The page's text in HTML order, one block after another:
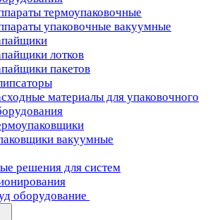
термоупаковочные
упаковочные вакуумные
лотков
пакетов
материалы для упаковочного
вакуумные
решения для систем
оборудование